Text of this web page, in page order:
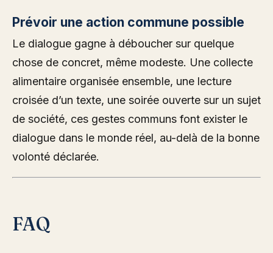
Prévoir une action commune possible
Le dialogue gagne à déboucher sur quelque
chose de concret, même modeste. Une collecte
alimentaire organisée ensemble, une lecture
croisée d’un texte, une soirée ouverte sur un sujet
de société, ces gestes communs font exister le
dialogue dans le monde réel, au-delà de la bonne
volonté déclarée.
FAQ